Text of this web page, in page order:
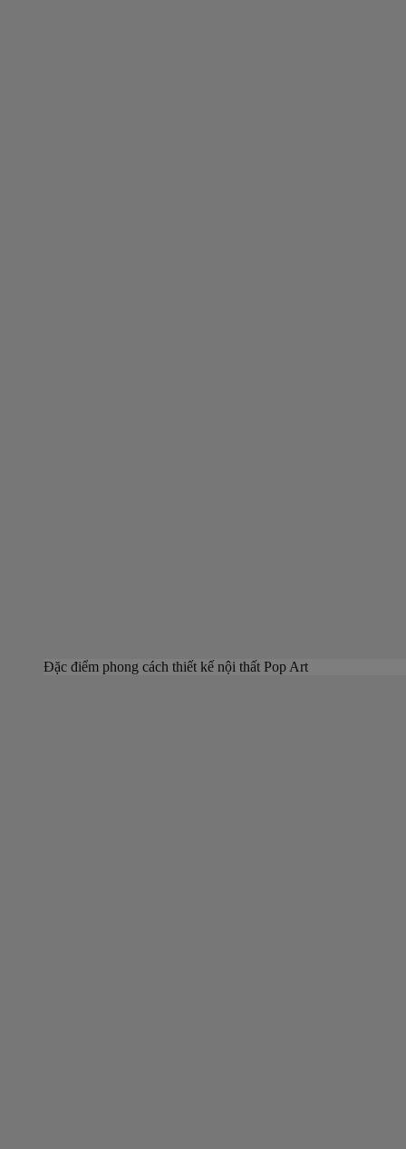
Đặc điểm phong cách thiết kế nội thất Pop Art